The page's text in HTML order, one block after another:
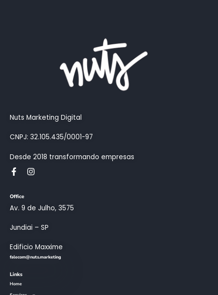
CNPJ: 32.105.435/0001-97
Desde 2018 transformando empresas
Av. 9 de Julho, 3575